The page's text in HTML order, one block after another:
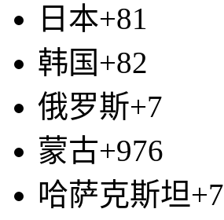
日本+81
韩国+82
俄罗斯+7
蒙古+976
哈萨克斯坦+7